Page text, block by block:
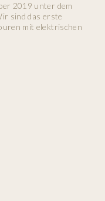
2019 unter dem
sind das erste
mit elektrischen